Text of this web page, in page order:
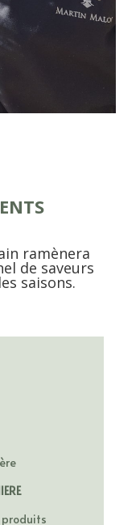
ramènera
de saveurs
saisons.